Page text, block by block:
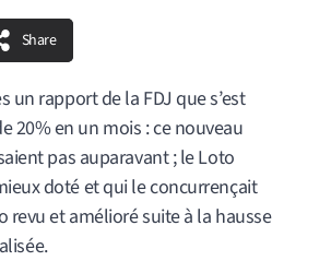
Share
un rapport de la FDJ que s’est
20% en un mois : ce nouveau
pas auparavant ; le Loto
doté et qui le concurrençait
revu et amélioré suite à la hausse